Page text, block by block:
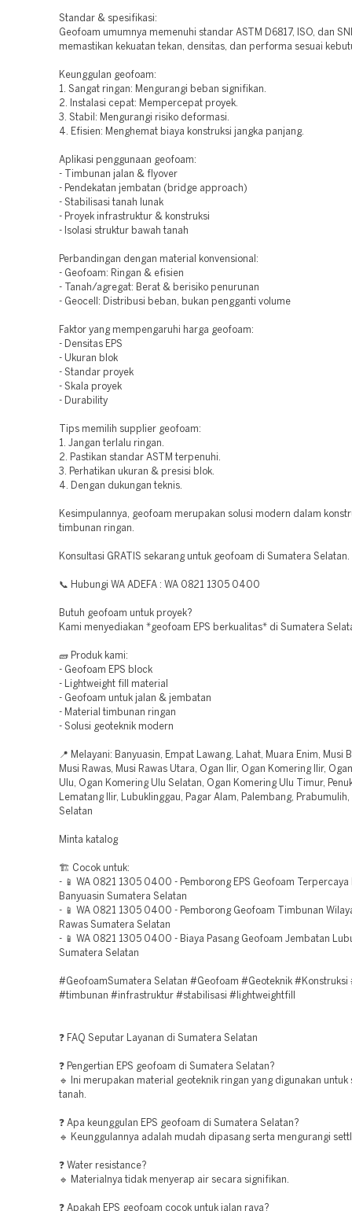
Standar & spesifikasi:
Geofoam umumnya memenuhi standar ASTM D6817, ISO, dan
memastikan kekuatan tekan, densitas, dan performa sesuai
Keunggulan geofoam:
1. Sangat ringan: Mengurangi beban signifikan.
2. Instalasi cepat: Mempercepat proyek.
3. Stabil: Mengurangi risiko deformasi.
4. Efisien: Menghemat biaya konstruksi jangka panjang.
Aplikasi penggunaan geofoam:
- Timbunan jalan & flyover
- Pendekatan jembatan (bridge approach)
- Stabilisasi tanah lunak
- Proyek infrastruktur & konstruksi
- Isolasi struktur bawah tanah
Perbandingan dengan material konvensional:
- Geofoam: Ringan & efisien
- Tanah/agregat: Berat & berisiko penurunan
- Geocell: Distribusi beban, bukan pengganti volume
Faktor yang mempengaruhi harga geofoam:
- Densitas EPS
- Ukuran blok
- Standar proyek
- Skala proyek
- Durability
Tips memilih supplier geofoam:
1. Jangan terlalu ringan.
2. Pastikan standar ASTM terpenuhi.
3. Perhatikan ukuran & presisi blok.
4. Dengan dukungan teknis.
Kesimpulannya, geofoam merupakan solusi modern dalam
timbunan ringan.
Konsultasi GRATIS sekarang untuk geofoam di Sumatera Selatan.
📞 Hubungi WA ADEFA : WA 0821 1305 0400
Butuh geofoam untuk proyek?
Kami menyediakan *geofoam EPS berkualitas* di Sumatera
🧱 Produk kami:
- Geofoam EPS block
- Lightweight fill material
- Geofoam untuk jalan & jembatan
- Material timbunan ringan
- Solusi geoteknik modern
📍 Melayani: Banyuasin, Empat Lawang, Lahat, Muara Enim, Musi
Musi Rawas, Musi Rawas Utara, Ogan Ilir, Ogan Komering Ilir,
Ulu, Ogan Komering Ulu Selatan, Ogan Komering Ulu Timur,
Lematang Ilir, Lubuklinggau, Pagar Alam, Palembang,
Selatan
Minta katalog
🏗️ Cocok untuk:
- 📱 WA 0821 1305 0400 - Pemborong EPS Geofoam Terpercaya
Banyuasin Sumatera Selatan
- 📱 WA 0821 1305 0400 - Pemborong Geofoam Timbunan
Rawas Sumatera Selatan
- 📱 WA 0821 1305 0400 - Biaya Pasang Geofoam Jembatan
Sumatera Selatan
#GeofoamSumatera Selatan #Geofoam #Geoteknik #Konstruksi
#timbunan #infrastruktur #stabilisasi #lightweightfill
❓ FAQ Seputar Layanan di Sumatera Selatan
❓ Pengertian EPS geofoam di Sumatera Selatan?
🔹 Ini merupakan material geoteknik ringan yang digunakan untuk
tanah.
❓ Apa keunggulan EPS geofoam di Sumatera Selatan?
🔹 Keunggulannya adalah mudah dipasang serta mengurangi
❓ Water resistance?
🔹 Materialnya tidak menyerap air secara signifikan.
❓ Apakah EPS geofoam cocok untuk jalan raya?